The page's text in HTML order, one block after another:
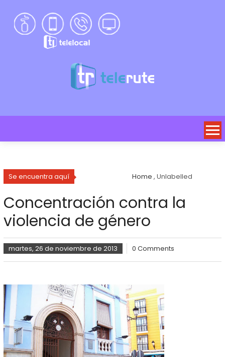
Se encuentra aquí Home , Unlabelled
Concentración contra la
violencia de género
martes, 26 de noviembre de 2013 0 Comments